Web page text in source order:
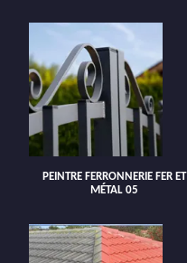
PEINTRE FERRONNERIE FER ET
MÉTAL 05